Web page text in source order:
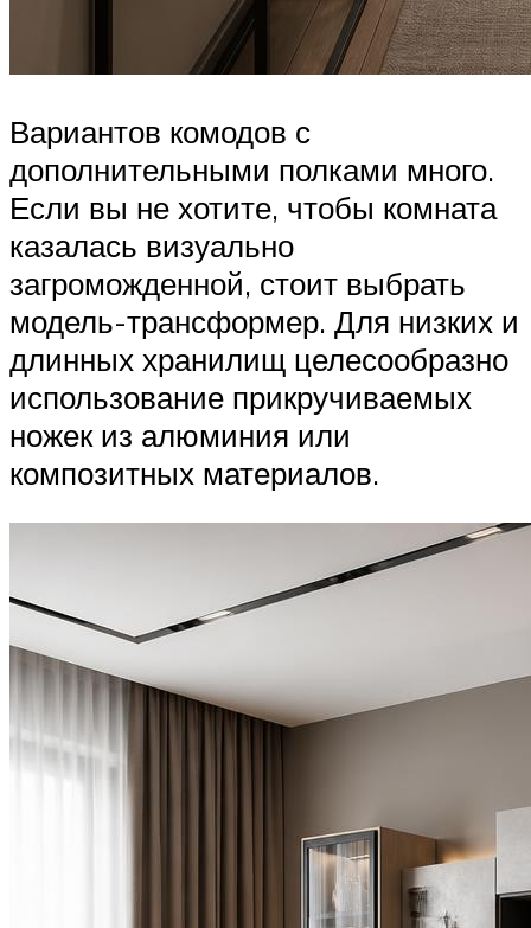
Вариантов комодов с
дополнительными полками много.
Если вы не хотите, чтобы комната
казалась визуально
загроможденной, стоит выбрать
модель-трансформер. Для низких и
длинных хранилищ целесообразно
использование прикручиваемых
ножек из алюминия или
композитных материалов.